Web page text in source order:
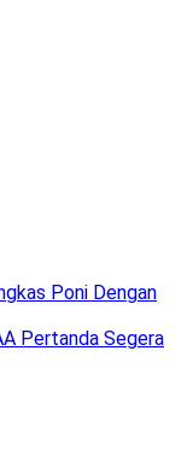
Poni Dengan
Pertanda Segera